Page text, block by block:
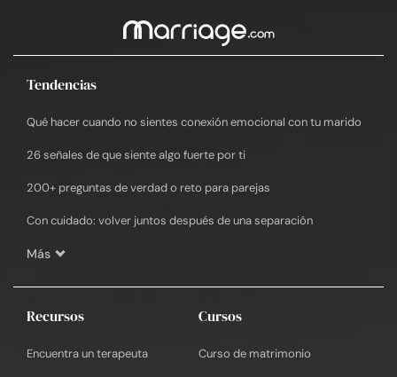
Tendencias
Qué hacer cuando no sientes conexión emocional con tu marido
26 señales de que siente algo fuerte por ti
200+ preguntas de verdad o reto para parejas
Con cuidado: volver juntos después de una separación
Más
Recursos
Encuentra un terapeuta
Cursos
Curso de matrimonio